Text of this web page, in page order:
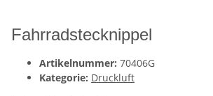
Fahrradstecknippel
Artikelnummer: 70406G
Kategorie: Druckluft